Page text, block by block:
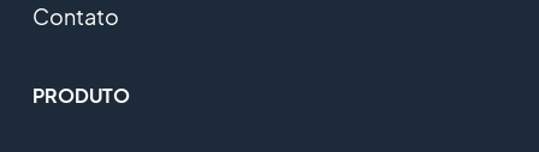
Contato
PRODUTO